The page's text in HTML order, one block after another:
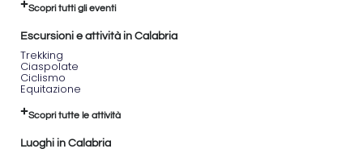
Scopri tutti gli eventi
Escursioni e attività in Calabria
Trekking
Ciaspolate
Ciclismo
Equitazione
Scopri tutte le attività
Luoghi in Calabria